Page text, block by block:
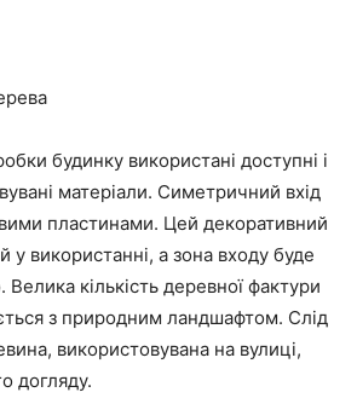
будинку використані доступні і
матеріали. Симетричний вхід
пластинами. Цей декоративний
використанні, а зона входу буде
кількість деревної фактури
з природним ландшафтом. Слід
використовувана на вулиці,
догляду.